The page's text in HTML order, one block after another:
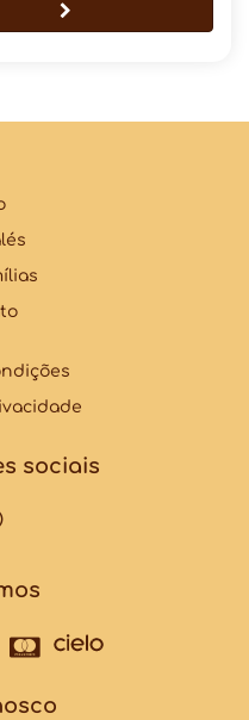
sociais